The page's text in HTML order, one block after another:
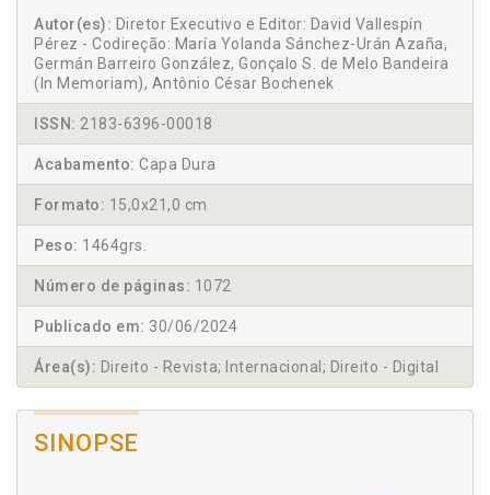
Autor(es): Diretor Executivo e Editor: David Vallespín
Pérez - Codireção: María Yolanda Sánchez-Urán Azaña,
Germán Barreiro González, Gonçalo S. de Melo Bandeira
(In Memoriam), Antônio César Bochenek
ISSN: 2183-6396-00018
Acabamento: Capa Dura
Formato: 15,0x21,0 cm
Peso: 1464grs.
Número de páginas: 1072
Publicado em: 30/06/2024
Área(s): Direito - Revista; Internacional; Direito - Digital
SINOPSE